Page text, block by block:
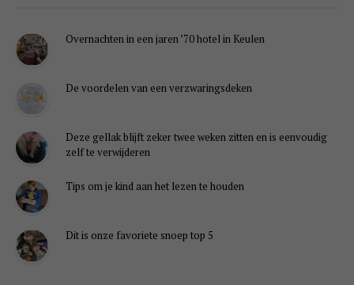
Overnachten in een jaren ’70 hotel in Keulen
De voordelen van een verzwaringsdeken
Deze gellak blijft zeker twee weken zitten en is eenvoudig
zelf te verwijderen
Tips om je kind aan het lezen te houden
Dit is onze favoriete snoep top 5